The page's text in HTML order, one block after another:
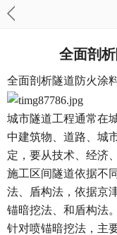
全面剖
全面剖析隧道防火涂
城市隧道工程通常在
中建筑物、道路、城
定，要从技术、经济
施工区间隧道依据不
法、盾构法，依据京
锚暗挖法、和盾构法。
针对喷锚暗挖法，主